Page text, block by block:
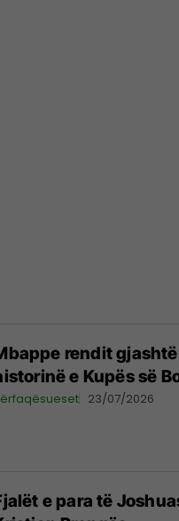
rendit
e Kupës së
23/07/2026
e para të